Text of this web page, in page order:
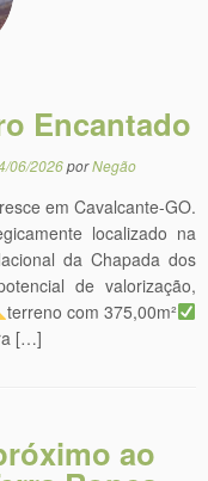
Encantado
06/2026porNegão
em Cavalcante-GO.
localizado na
da Chapada dos
de valorização,
terreno com 375,00m²
[…]
ao